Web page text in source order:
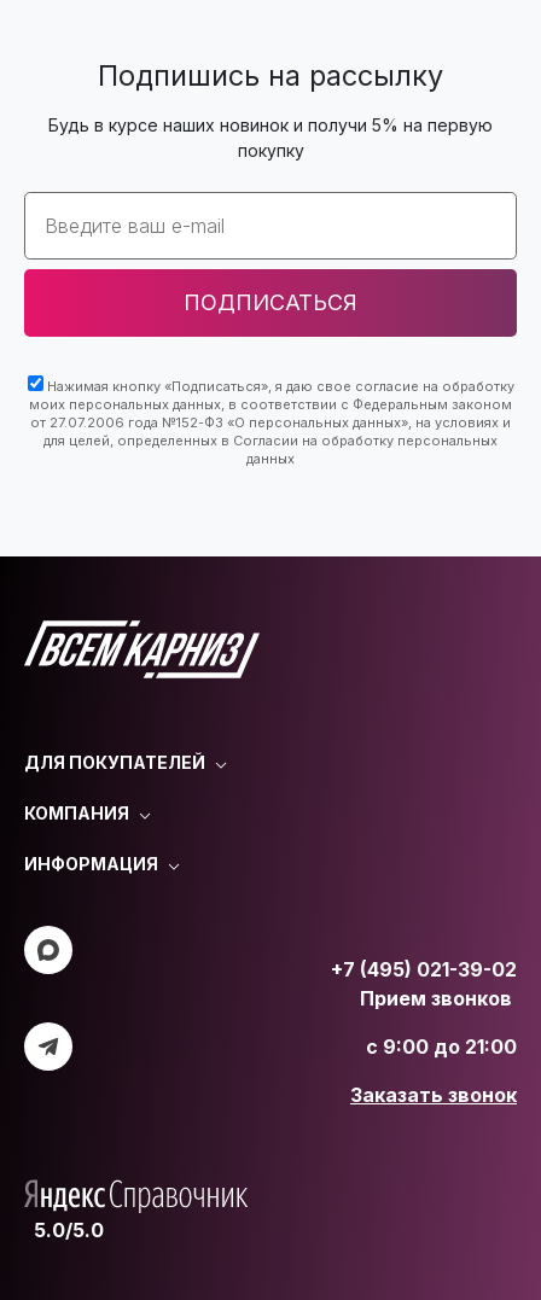
Подпишись на рассылку
Будь в курсе наших новинок и получи 5% на первую
покупку
Email
ПОДПИСАТЬСЯ
Нажимая кнопку «Подписаться», я даю свое согласие на обработку
моих персональных данных, в соответствии с Федеральным законом
от 27.07.2006 года №152-ФЗ «О персональных данных», на условиях и
для целей, определенных в Согласии на обработку персональных
данных
ДЛЯ ПОКУПАТЕЛЕЙ
КОМПАНИЯ
ИНФОРМАЦИЯ
+7 (495) 021-39-02
Прием звонков
с 9:00 до 21:00
Заказать звонок
5.0/5.0